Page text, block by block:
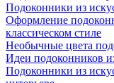
Подоконники из
Оформление
классическом стиле
Необычные цвета
Идеи подоконников
Подоконники из